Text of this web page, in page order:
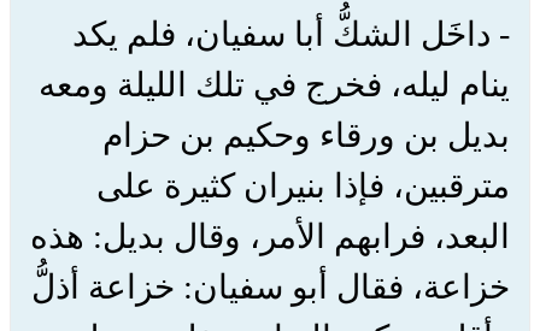
- داخَل الشكُّ أبا سفيان، فلم يكد
ينام ليله، فخرج في تلك الليلة ومعه
بديل بن ورقاء وحكيم بن حزام
مترقبين، فإذا بنيران كثيرة على
البعد، فرابهم الأمر، وقال بديل: هذه
خزاعة، فقال أبو سفيان: خزاعة أذلُّ